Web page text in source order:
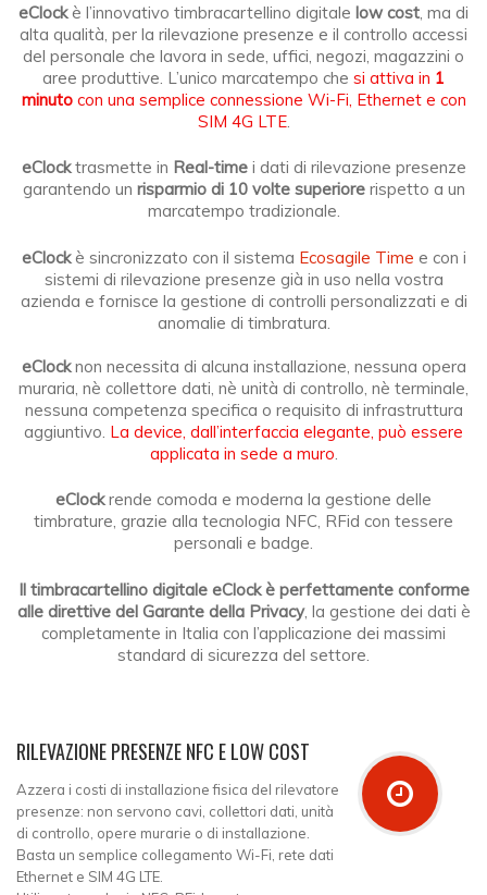
eClockè l’innovativo timbracartellino digitale low cost , ma di
alta qualità, per la rilevazione presenze e il controllo accessi
del personale che lavora in sede, uffici, negozi, magazzini o
aree produttive. L’unico marcatempo che si attiva in 1
minuto con una semplice connessione Wi-Fi, Ethernet e con
SIM 4G LTE.
eClocktrasmette in Real-timei dati di rilevazione presenze
garantendo un risparmio di 10 volte superiorerispetto a un
marcatempo tradizionale.
eClockè sincronizzato con il sistema Ecosagile Time e con i
sistemi di rilevazione presenze già in uso nella vostra
azienda e fornisce la gestione di controlli personalizzati e di
anomalie di timbratura.
eClocknon necessita di alcuna installazione, nessuna opera
muraria, nè collettore dati, nè unità di controllo, nè terminale,
nessuna competenza specifica o requisito di infrastruttura
aggiuntivo. La device, dall’interfaccia elegante, può essere
applicata in sede a muro
eClockrende comoda e moderna la gestione delle
timbrature, grazie alla tecnologia NFC, RFid con tessere
personali e badge.
Il timbracartellino digitale eClock è perfettamente conforme
alle direttive del Garante della Privacy, la gestione dei dati è
completamente in Italia con l’applicazione dei massimi
standard di sicurezza del settore.
RILEVAZIONE PRESENZE NFC E LOW COST
Azzera i costi di installazione fisica del rilevatore
presenze: non servono cavi, collettori dati, unità
di controllo, opere murarie o di installazione.
Basta un semplice collegamento Wi-Fi, rete dati
Ethernet e SIM 4G LTE.